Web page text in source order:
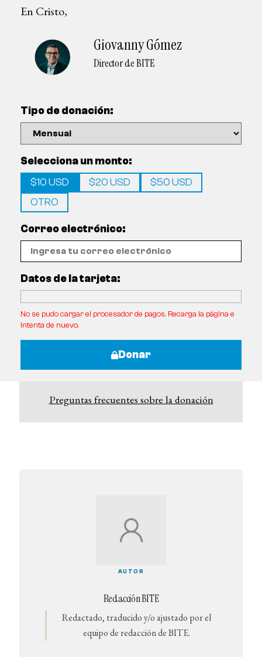
En Cristo,
Giovanny Gómez
Director de BITE
Tipo de donación:
Selecciona un monto:
$10 USD
$20 USD
$50 USD
OTRO
Correo electrónico:
Datos de la tarjeta:
No se pudo cargar el procesador de pagos. Recarga la página e
intenta de nuevo.
Donar
Preguntas frecuentes sobre la donación
AUTOR
Redacción BITE
Redactado, traducido y/o ajustado por el
equipo de redacción de BITE.